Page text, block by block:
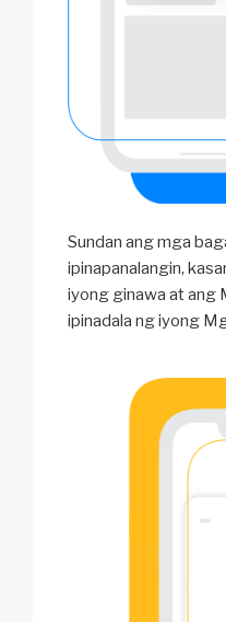
Sundan ang mga
ipinapanalangin,
iyong ginawa at ang
ipinadala ng iyong